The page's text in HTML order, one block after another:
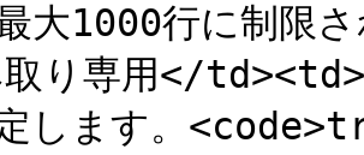
大1000行に制
り専用</td><td>
します。